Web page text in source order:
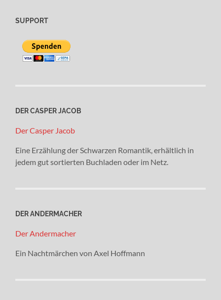
SUPPORT
DER CASPER JACOB
Der Casper Jacob
Eine Erzählung der Schwarzen Romantik, erhältlich in
jedem gut sortierten Buchladen oder im Netz.
DER ANDERMACHER
Der Andermacher
Ein Nachtmärchen von Axel Hoffmann